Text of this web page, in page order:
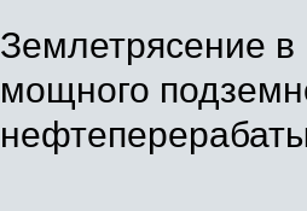
Землетрясение в
мощного